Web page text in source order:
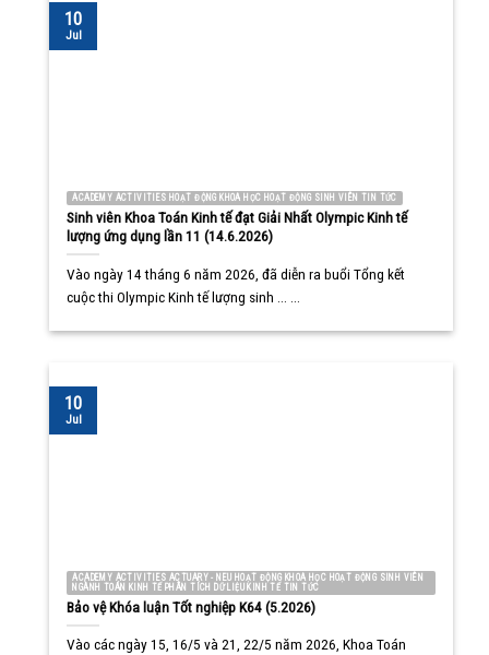
ACADEMY ACTIVITIES HOẠT ĐỘNG KHOA HỌC HOẠT ĐỘNG SINH VIÊN TIN TỨC
Sinh viên Khoa Toán Kinh tế đạt Giải Nhất Olympic Kinh tế
lượng ứng dụng lần 11 (14.6.2026)
Vào ngày 14 tháng 6 năm 2026, đã diễn ra buổi Tổng kết
cuộc thi Olympic Kinh tế lượng sinh ... ...
10
Jul
ACADEMY ACTIVITIES ACTUARY - NEU HOẠT ĐỘNG KHOA HỌC HOẠT ĐỘNG SINH VIÊN
NGÀNH TOÁN KINH TẾ PHÂN TÍCH DỮ LIỆU KINH TẾ TIN TỨC
Bảo vệ Khóa luận Tốt nghiệp K64 (5.2026)
Vào các ngày 15, 16/5 và 21, 22/5 năm 2026, Khoa Toán
10
Jul